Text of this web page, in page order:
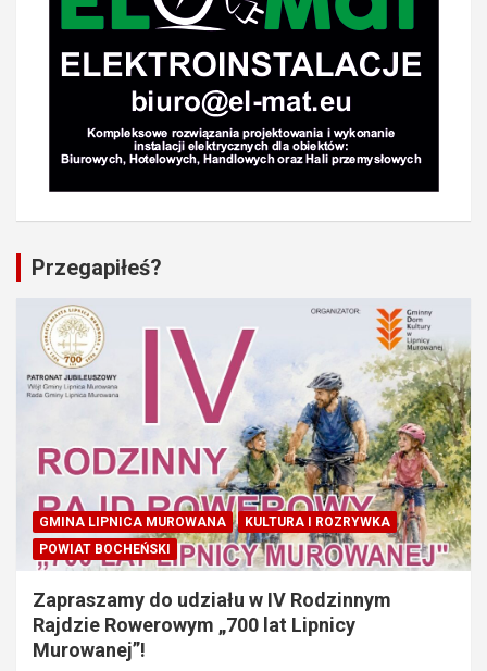
Przegapiłeś?
GMINA LIPNICA MUROWANA
KULTURA I ROZRYWKA
POWIAT BOCHEŃSKI
Zapraszamy do udziału w IV Rodzinnym
Rajdzie Rowerowym „700 lat Lipnicy
Murowanej”!